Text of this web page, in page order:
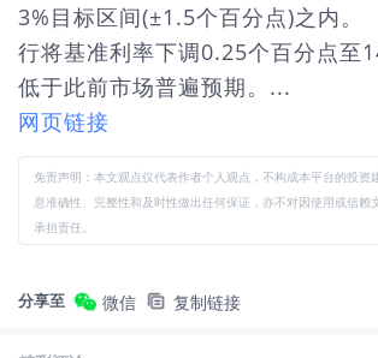
3%目标区间(±1.5个百分点)之内
行将基准利率下调0.25个百分点至
低于此前市场普遍预期。...
网页链接
免责声明：本文观点仅代表作者个人观点，不构成本平台的投资
息准确性、完整性和及时性做出任何保证，亦不对因使用或信赖
承担责任。
分享至 微信 复制链接